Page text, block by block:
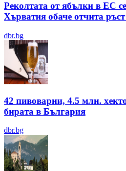
Реколтата от ябълки в ЕС
Хърватия обаче отчита
dbr.bg
42 пивоварни, 4.5 млн.
бирата в България
dbr.bg